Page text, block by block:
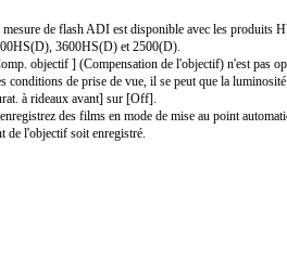
mesure de flash ADI est disponible avec les
3600HS(D) et 2500(D).
objectif ] (Compensation de l'objectif) n'est pas
conditions de prise de vue, il se peut que la
à rideaux avant] sur [Off].
des films en mode de mise au point
de l'objectif soit enregistré.